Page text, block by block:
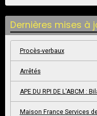
Dernières mises à
Procès-verbaux
Arrêtés
APE DU RPI DE L'ABCM :
Maison France Services